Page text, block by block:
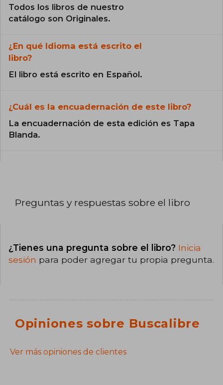
Todos los libros de nuestro
catálogo son Originales.
¿En qué Idioma está escrito el
libro?
El libro está escrito en Español.
¿Cuál es la encuadernación de este libro?
La encuadernación de esta edición es Tapa
Blanda.
Preguntas y respuestas sobre el libro
¿Tienes una pregunta sobre el libro? Inicia
sesión para poder agregar tu propia pregunta.
Opiniones sobre Buscalibre
Ver más opiniones de clientes